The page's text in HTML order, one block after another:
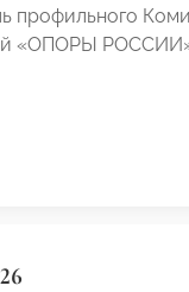
профильного
«ОПОРЫ